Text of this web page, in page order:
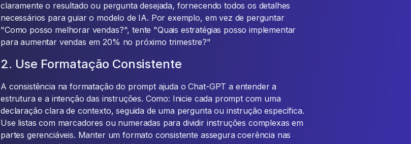
claramente o resultado ou pergunta desejada, fornecendo todos os detalhes
necessários para guiar o modelo de IA. Por exemplo, em vez de perguntar
"Como posso melhorar vendas?", tente "Quais estratégias posso implementar
para aumentar vendas em 20% no próximo trimestre?"
2. Use Formatação Consistente
A consistência na formatação do prompt ajuda o Chat-GPT a entender a
estrutura e a intenção das instruções. Como: Inicie cada prompt com uma
declaração clara de contexto, seguida de uma pergunta ou instrução específica.
Use listas com marcadores ou numeradas para dividir instruções complexas em
partes gerenciáveis. Manter um formato consistente assegura coerência nas